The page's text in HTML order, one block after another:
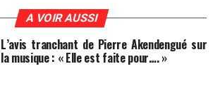
A VOIR AUSSI
L’avis tranchant de Pierre Akendengué sur
la musique : « Elle est faite pour…. »